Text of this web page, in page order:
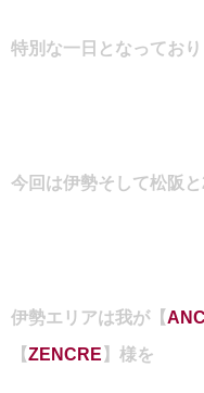
特別な一日となっており
今回は伊勢そして松阪
伊勢エリアは我が【
【ZENCRE 】様を